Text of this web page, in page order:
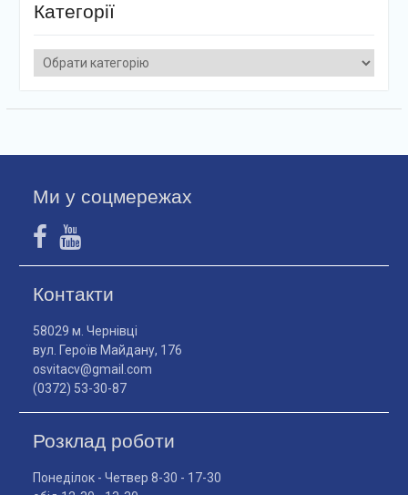
Категорії
Категорії
Ми у соцмережах
Контакти
58029 м. Чернівці
вул. Героїв Майдану, 176
osvitacv@gmail.com
(0372) 53-30-87
Розклад роботи
Понеділок - Четвер 8-30 - 17-30